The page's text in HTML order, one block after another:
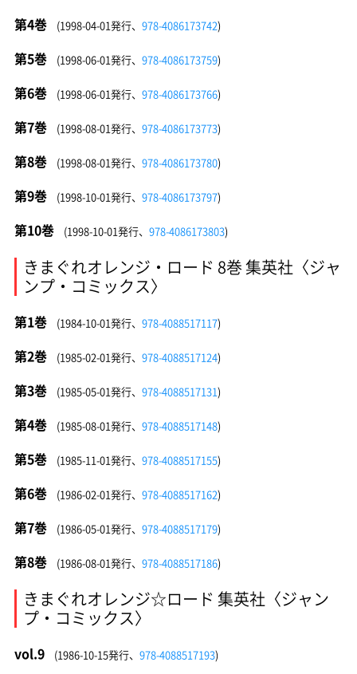
第4巻 (1998-04-01発行、 978-4086173742)
第5巻 (1998-06-01発行、 978-4086173759)
第6巻 (1998-06-01発行、 978-4086173766)
第7巻 (1998-08-01発行、 978-4086173773)
第8巻 (1998-08-01発行、 978-4086173780)
第9巻 (1998-10-01発行、 978-4086173797)
第10巻 (1998-10-01発行、 978-4086173803)
きまぐれオレンジ・ロード 8巻 集英社〈ジャ
ンプ・コミックス〉
第1巻 (1984-10-01発行、 978-4088517117)
第2巻 (1985-02-01発行、 978-4088517124)
第3巻 (1985-05-01発行、 978-4088517131)
第4巻 (1985-08-01発行、 978-4088517148)
第5巻 (1985-11-01発行、 978-4088517155)
第6巻 (1986-02-01発行、 978-4088517162)
第7巻 (1986-05-01発行、 978-4088517179)
第8巻 (1986-08-01発行、 978-4088517186)
きまぐれオレンジ☆ロード 集英社〈ジャン
プ・コミックス〉
vol.9 (1986-10-15発行、 978-4088517193)